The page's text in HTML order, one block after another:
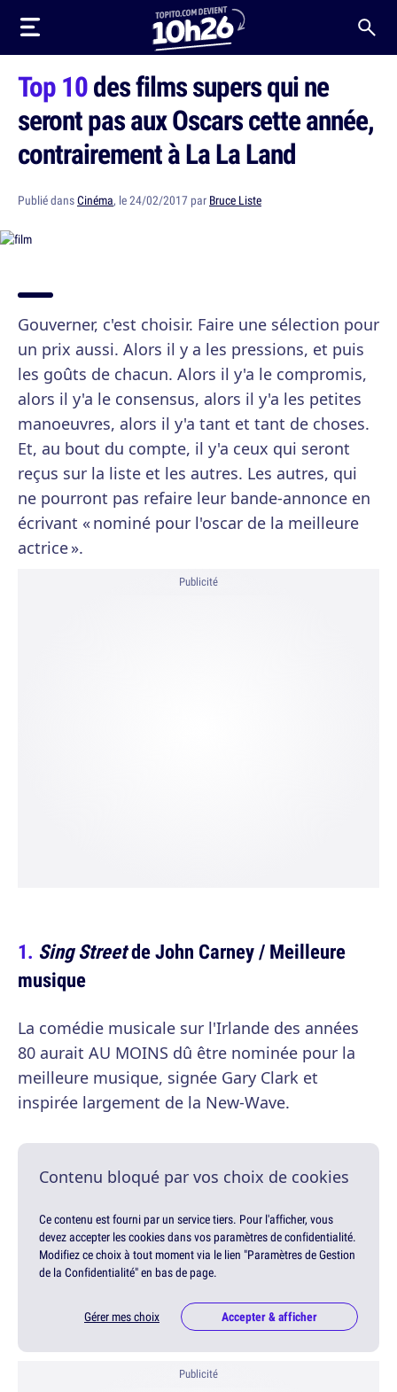
Top 10des films supers qui ne
seront pas aux Oscars cette année,
contrairement à La La Land
Publié dansCinéma, le 24/02/2017 par Bruce Liste
Gouverner, c'est choisir. Faire une sélection pour
un prix aussi. Alors il y a les pressions, et puis
les goûts de chacun. Alors il y'a le compromis,
alors il y'a le consensus, alors il y'a les petites
manoeuvres, alors il y'a tant et tant de choses.
Et, au bout du compte, il y'a ceux qui seront
reçus sur la liste et les autres. Les autres, qui
ne pourront pas refaire leur bande-annonce en
écrivant « nominé pour l'oscar de la meilleure
actrice ».
Publicité
Sing Streetde John Carney / Meilleure
musique
La comédie musicale sur l'Irlande des années
80 aurait AU MOINS dû être nominée pour la
meilleure musique, signée Gary Clark et
inspirée largement de la New-Wave.
Contenu bloqué par vos choix de cookies
Ce contenu est fourni par un service tiers. Pour l'afficher, vous
devez accepter les cookies dans vos paramètres de confidentialité.
Modifiez ce choix à tout moment via le lien "Paramètres de Gestion
de la Confidentialité" en bas de page.
Gérer mes choix Accepter & afficher
Publicité